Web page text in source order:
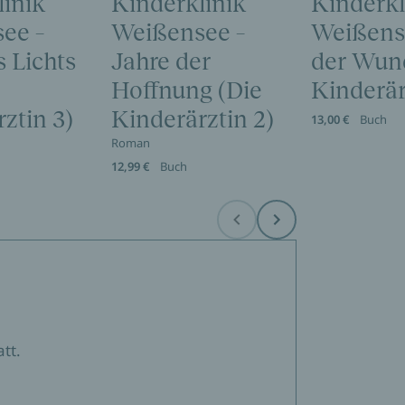
–
Lichts
3)
Weißensee –
Jahre der
Hoffnung (Die
Kinderärztin 2)
Roman
12,99 €
Buch
der
13,00 € Buch
Before Next